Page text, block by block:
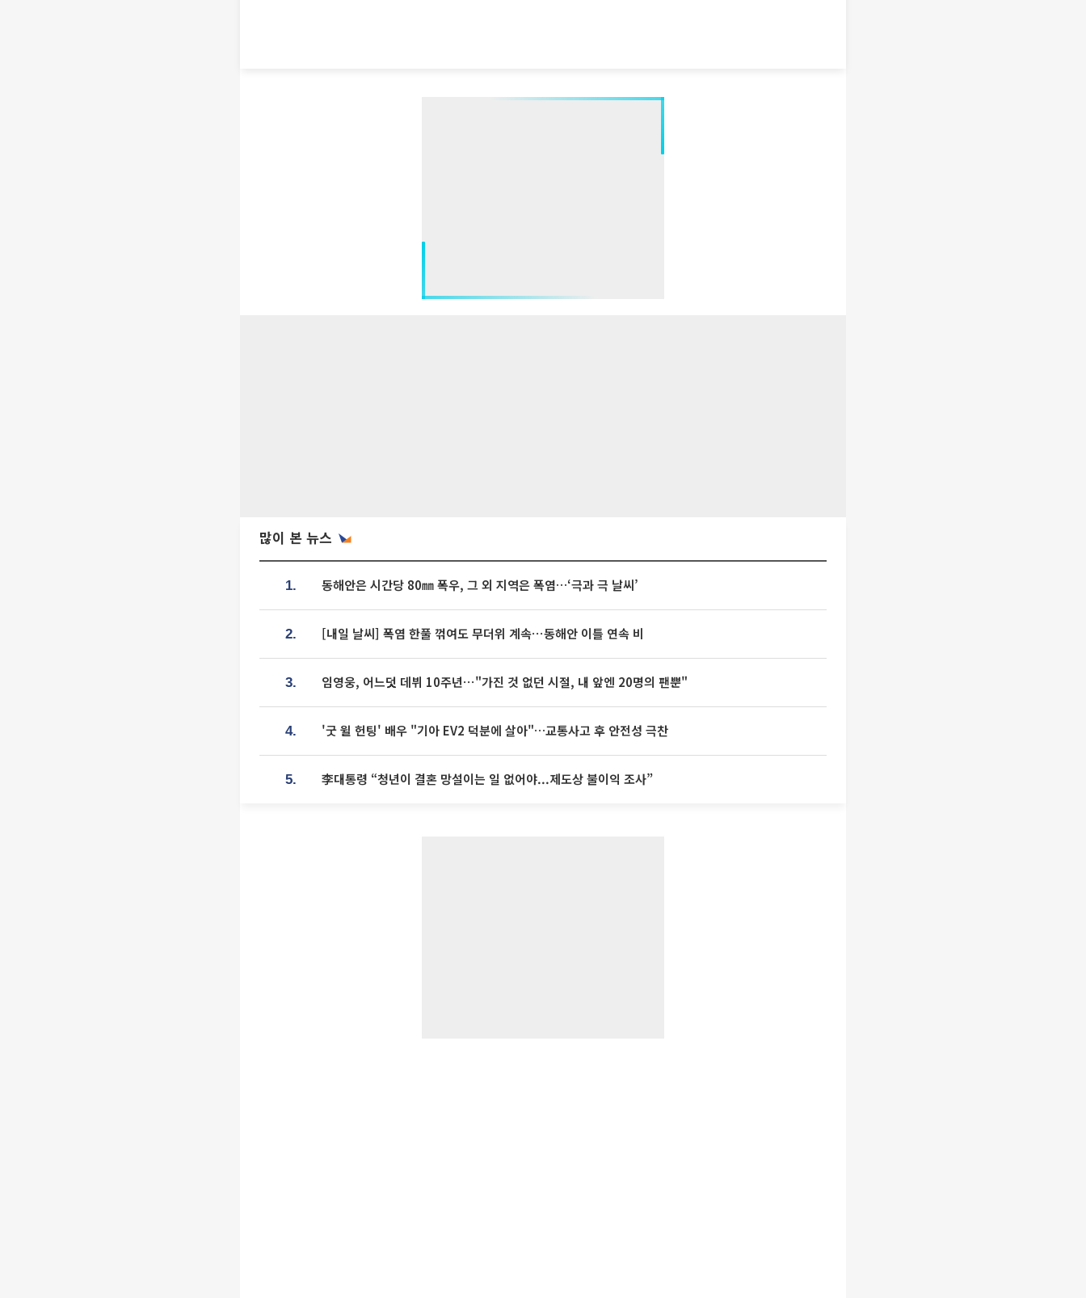
많이 본 뉴스
1. 동해안은 시간당 80㎜ 폭우, 그 외 지역은 폭염…‘극과 극 날씨’
2. [내일 날씨] 폭염 한풀 꺾여도 무더위 계속⋯동해안 이틀 연속 비
3. 임영웅, 어느덧 데뷔 10주년⋯"가진 것 없던 시절, 내 앞엔 20명의 팬뿐"
4. '굿 윌 헌팅' 배우 "기아 EV2 덕분에 살아"…교통사고 후 안전성 극찬
5. 李대통령 “청년이 결혼 망설이는 일 없어야...제도상 불이익 조사”